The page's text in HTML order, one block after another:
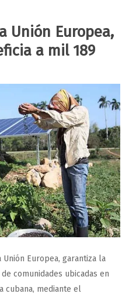
Unión Europea,
a mil 189
Europea, garantiza la
comunidades ubicadas en
cubana, mediante el